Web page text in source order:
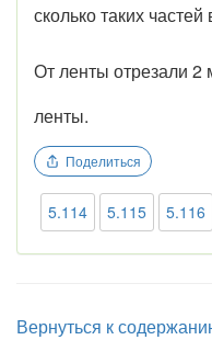
сколько таких частей
От ленты отрезали 2
ленты.
Поделиться
5.114 5.115 5.116
Вернуться к